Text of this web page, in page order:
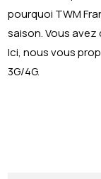
pourquoi TWM
saison. Vous avez
Ici, nous vous
3G/4G.